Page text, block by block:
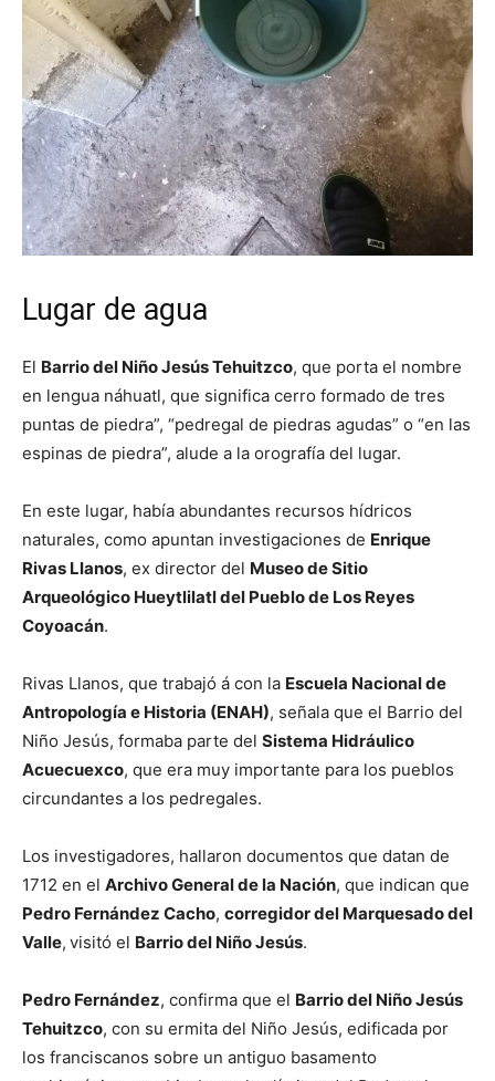
Lugar de agua
El Barrio del Niño Jesús Tehuitzco, que porta el nombre
en lengua náhuatl, que significa cerro formado de tres
puntas de piedra”, “pedregal de piedras agudas” o “en las
espinas de piedra”, alude a la orografía del lugar.
En este lugar, había abundantes recursos hídricos
naturales, como apuntan investigaciones de Enrique
Rivas Llanos, ex director del Museo de Sitio
Arqueológico Hueytlilatl del Pueblo de Los Reyes
Coyoacán.
Rivas Llanos, que trabajó á con la Escuela Nacional de
Antropología e Historia (ENAH), señala que el Barrio del
Niño Jesús, formaba parte del Sistema Hidráulico
Acuecuexco, que era muy importante para los pueblos
circundantes a los pedregales.
Los investigadores, hallaron documentos que datan de
1712 en el Archivo General de la Nación, que indican que
Pedro Fernández Cacho, corregidor del Marquesado del
Valle, visitó el Barrio del Niño Jesús.
Pedro Fernández, confirma que el Barrio del Niño Jesús
Tehuitzco, con su ermita del Niño Jesús, edificada por
los franciscanos sobre un antiguo basamento